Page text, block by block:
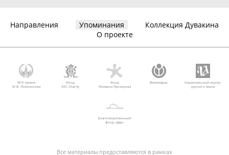
Направления Упоминания
Коллекция Дувакина
О проекте
МГУ имени
М.В. Ломоносова
Фонд
AVC Charity
Фонд
Михаила Прохорова
Викимедиа
Национальный корпус
русского языка
Благотворительный
фонд «Дар»
Все материалы предоставляются в рамках